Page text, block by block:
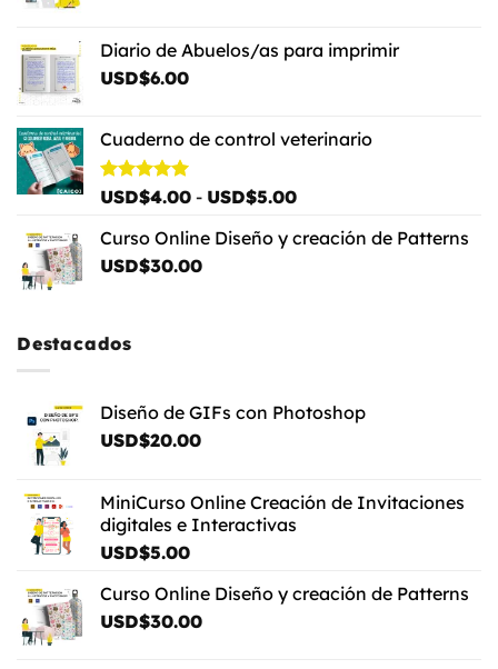
Diario de Abuelos/as para imprimir
USD$6.00
Cuaderno de control veterinario
Valorado
de 5
USD$4.00 - USD$5.00Rango
precios:
Curso Online Diseño y creación de Patterns
USD$30.00
Destacados
Diseño de GIFs con Photoshop
USD$20.00
MiniCurso Online Creación de Invitaciones
digitales e Interactivas
USD$5.00
Curso Online Diseño y creación de Patterns
USD$30.00